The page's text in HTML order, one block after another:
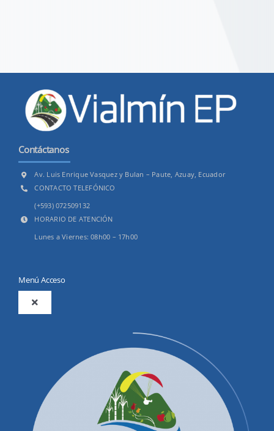
Contáctanos
Av. Luis Enrique Vasquez y Bulan – Paute, Azuay, Ecuador
CONTACTO TELEFÓNICO
(+593) 072509132
HORARIO DE ATENCIÓN
Lunes a Viernes: 08h00 – 17h00
Menú Acceso
Toggle
Productos y Servicios
Convocatorias Precalificación